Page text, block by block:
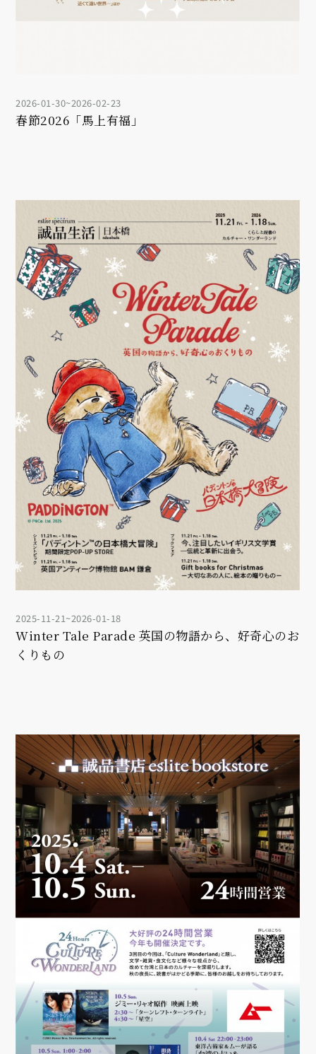
2026-01-30~2026-02-23
春節2026「馬上有福」
2025-11-21~2026-01-18
Winter Tale Parade 英国の物語から、好奇心のお
くりもの